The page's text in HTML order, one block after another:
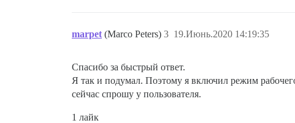
marpet (Marco Peters) 19.Июнь.2020 14:19:35
3
Спасибо за быстрый ответ.
Я так и подумал. Поэтому я включил режим
сейчас спрошу у пользователя.
1 лайк